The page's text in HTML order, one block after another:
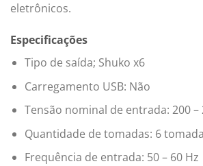
eletrônicos.
Especificações
Tipo de saída; Shuko x6
Carregamento USB: Não
Tensão nominal de entrada: 200 –
Quantidade de tomadas: 6
Frequência de entrada: 50 – 60 Hz